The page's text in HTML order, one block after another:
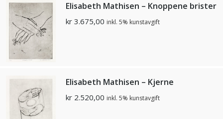
Elisabeth Mathisen – Knoppene brister
kr 3.675,00 inkl. 5% kunstavgift
Elisabeth Mathisen – Kjerne
kr 2.520,00 inkl. 5% kunstavgift